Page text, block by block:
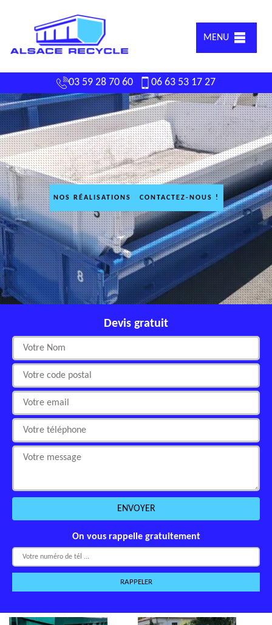
MENU
03 59 28 70 60 06 63 53 17 27
NOS RÉALISATIONS CONTACTEZ-NOUS !
Devis gratuit
On vous rappelle gratuitement